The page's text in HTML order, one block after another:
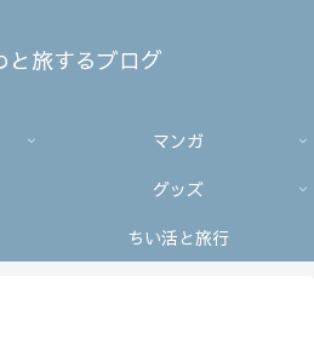
と旅するブログ
マンガ
グッズ
ちい活と旅行